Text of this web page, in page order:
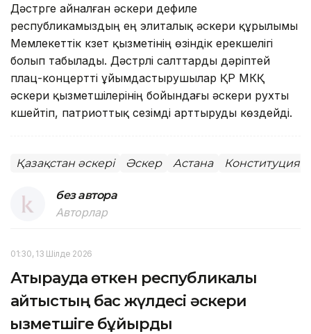
Дәстүрге айналған әскери дефиле
республикамыздың ең элиталық әскери құрылымы
Мемлекеттік күзет қызметінің өзіндік ерекшелігі
болып табылады. Дәстүрлі салттарды дәріптей
плац-концертті ұйымдастырушылар ҚР МКҚ
әскери қызметшілерінің бойындағы әскери рухты
күшейтіп, патриоттық сезімді арттыруды көздейді.
Қазақстан әскері Әскер Астана Конституция
без автора
Авторлар
01:30, 13 Шілде 2026
Атырауда өткен республикалық
айтыстың бас жүлдесі әскери
қызметшіге бұйырды